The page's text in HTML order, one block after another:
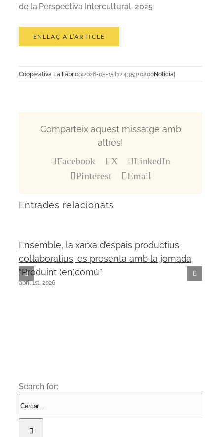
de la Perspectiva Intercultural. 2025
ENLLAÇ A L’ARTICLE
Cooperativa La Fàbric@2026-05-15T12:43:53+02:00Notícia|
Comparteix aquest missatge amb
altres!
Facebook X
LinkedIn
Pinterest
Email
Entrades relacionats
Ensemble, la xarxa d’espais productius
col·laboratius, es presenta amb la jornada
“Produint (en)comú”
abril 1st, 2026
Search for: